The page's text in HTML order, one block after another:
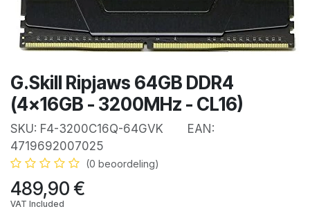
G.Skill Ripjaws 64GB DDR4
(4x16GB - 3200MHz - CL16)
SKU: F4-3200C16Q-64GVK EAN:
4719692007025
(0 beoordeling)
489,90€
VAT Included